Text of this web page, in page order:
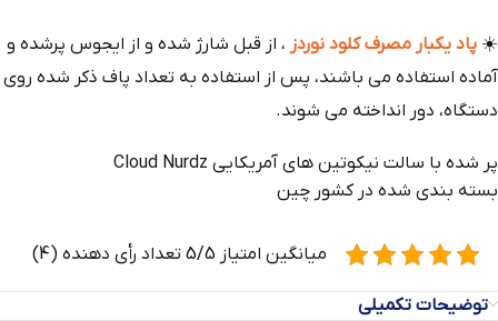
☀️ پاد یکبار مصرف کلود نوردز ، از قبل شارژ شده و از ایجوس پرشده و
آماده استفاده می باشند، پس از استفاده به تعداد پاف ذکر شده روی
دستگاه، دور انداخته می شوند.
پر شده با سالت نیکوتین های آمریکایی Cloud Nurdz
بسته بندی شده در کشور چین
میانگین امتیاز 5/5 تعداد رأی دهنده (4)
توضیحات تکمیلی